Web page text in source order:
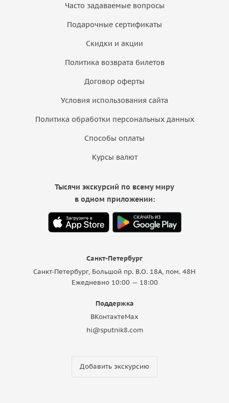
Часто задаваемые вопросы
Подарочные сертификаты
Скидки и акции
Политика возврата билетов
Договор оферты
Условия использования сайта
Политика обработки персональных данных
Способы оплаты
Курсы валют
Санкт-Петербург
Санкт-Петербург, Большой пр. В.О. 18A, пом. 48Н
Ежедневно 10:00 — 18:00
Поддержка
ВКонтактеMax
hi@sputnik8.com
Добавить экскурсию
Тысячи экскурсий по всему миру
в одном приложении: